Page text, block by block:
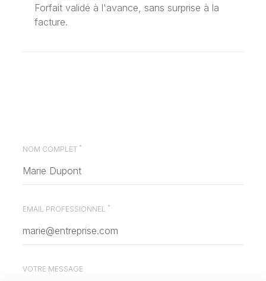
Forfait validé à l'avance, sans surprise à la
facture.
NOM COMPLET *
EMAIL PROFESSIONNEL *
VOTRE MESSAGE